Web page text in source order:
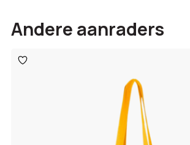
Andere aanraders
Toevoegen
aan